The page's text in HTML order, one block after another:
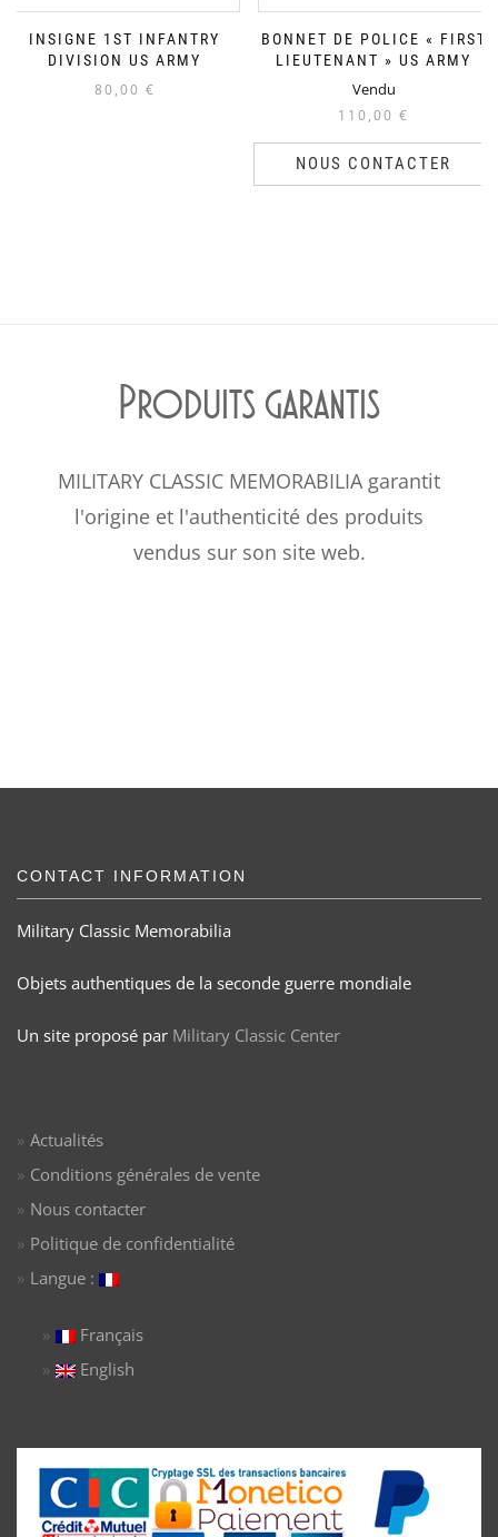
INSIGNE 1ST INFANTRY
DIVISION US ARMY
80,00 €
BONNET DE POLICE « FIRST
LIEUTENANT » US ARMY
Vendu
110,00 €
NOUS CONTACTER
Produits garantis
MILITARY CLASSIC MEMORABILIA garantit
l'origine et l'authenticité des produits
vendus sur son site web.
CONTACT INFORMATION
Military Classic Memorabilia
Objets authentiques de la seconde guerre mondiale
Un site proposé par Military Classic Center
Actualités
Conditions générales de vente
Nous contacter
Politique de confidentialité
Langue :
Français
English